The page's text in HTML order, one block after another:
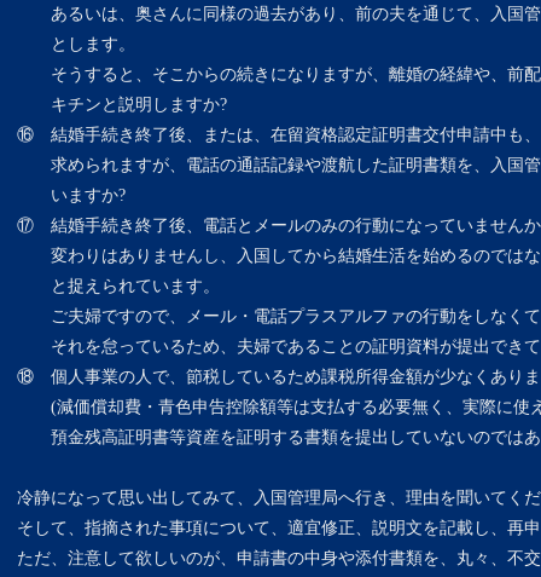
あるいは、奥さんに同様の過去があり、前の夫を通じて、入国管
とします。
そうすると、そこからの続きになりますが、離婚の経緯や、前配
キチンと説明しますか?
⑯ 結婚手続き終了後、または、在留資格認定証明書交付申請中も、
求められますが、電話の通話記録や渡航した証明書類を、入国管
いますか?
⑰ 結婚手続き終了後、電話とメールのみの行動になっていませんか
変わりはありませんし、入国してから結婚生活を始めるのではな
と捉えられています。
ご夫婦ですので、メール・電話プラスアルファの行動をしなくて
それを怠っているため、夫婦であることの証明資料が提出できて
⑱ 個人事業の人で、節税しているため課税所得金額が少なくありま
(減価償却費・青色申告控除額等は支払する必要無く、実際に使
預金残高証明書等資産を証明する書類を提出していないのではあ
冷静になって思い出してみて、入国管理局へ行き、理由を聞いてく
そして、指摘された事項について、適宜修正、説明文を記載し、再
ただ、注意して欲しいのが、申請書の中身や添付書類を、丸々、不